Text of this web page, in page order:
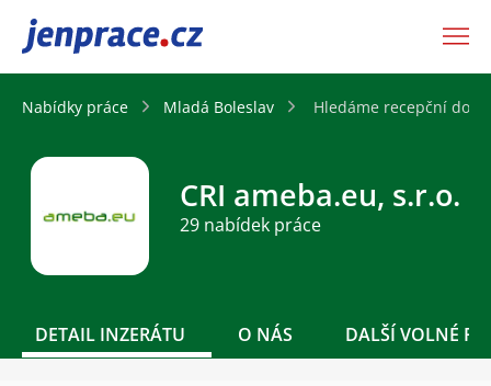
JenPráce.cz
Nabídky práce Mladá Boleslav Hledáme recepční do
CRI ameba.eu, s.r.o.
29 nabídek práce
DETAIL INZERÁTU O NÁS DALŠÍ VOLNÉ